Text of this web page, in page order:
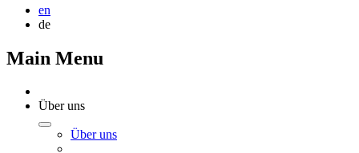
en
de
Main Menu
Über uns
Über uns